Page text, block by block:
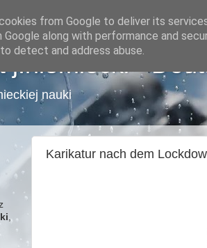
j.niemiecki -
nauki
Karikatur nach dem
from Google to deliver its
Google along with performance and
detect and address abuse.